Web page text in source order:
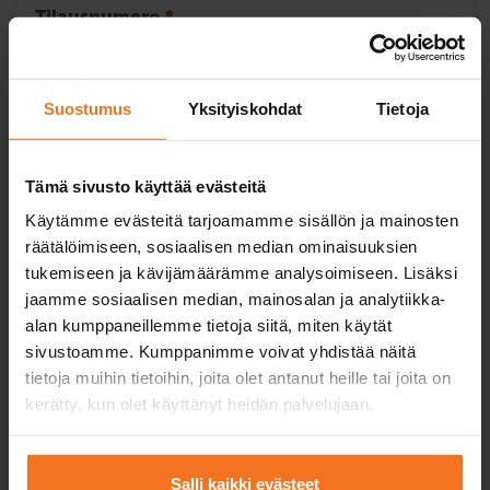
Suostumus Yksityiskohdat Tietoja
Tämä sivusto käyttää evästeitä
Käytämme evästeitä tarjoamamme sisällön ja mainosten
räätälöimiseen, sosiaalisen median ominaisuuksien
tukemiseen ja kävijämäärämme analysoimiseen. Lisäksi
jaamme sosiaalisen median, mainosalan ja analytiikka-
alan kumppaneillemme tietoja siitä, miten käytät
sivustoamme. Kumppanimme voivat yhdistää näitä
tietoja muihin tietoihin, joita olet antanut heille tai joita on
kerätty, kun olet käyttänyt heidän palvelujaan.
Salli kaikki evästeet
Tilausnumero*
Oppilaan nimi*
Oppilaan sähköposti*